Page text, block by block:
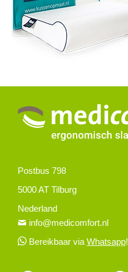
Postbus 798
5000 AT Tilburg
Nederland
info@medicomfort.nl
Bereikbaar via Whatsapp!